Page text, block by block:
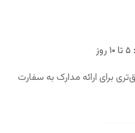
برای ارائه مدارک به سفارت